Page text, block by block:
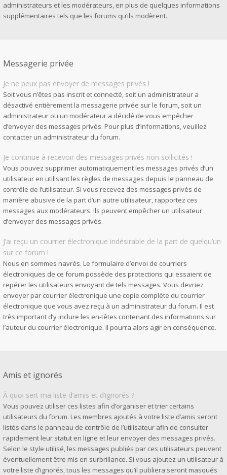
administrateurs et les modérateurs, en plus de quelques informations
supplémentaires tels que les forums qu’ils modèrent.
Messagerie privée
Je ne peux pas envoyer de messages privés !
Soit vous n’êtes pas inscrit et connecté, soit un administrateur a
désactivé entièrement la messagerie privée sur le forum, soit un
administrateur ou un modérateur a décidé de vous empêcher
d’envoyer des messages privés. Pour plus d’informations, veuillez
contacter un administrateur du forum.
Je continue à recevoir des messages privés non sollicités !
Vous pouvez supprimer automatiquement les messages privés d’un
utilisateur en utilisant les règles de messages depuis le panneau de
contrôle de l’utilisateur. Si vous recevez des messages privés de
manière abusive de la part d’un autre utilisateur, rapportez ces
messages aux modérateurs. Ils peuvent empêcher un utilisateur
d’envoyer des messages privés.
J’ai reçu un courrier électronique indésirable de la part de quelqu’un
sur ce forum !
Nous en sommes navrés. Le formulaire d’envoi de courriers
électroniques de ce forum possède des protections qui essaient de
repérer les utilisateurs envoyant de tels messages. Vous devriez
envoyer par courrier électronique une copie complète du courrier
électronique que vous avez reçu à un administrateur du forum. Il est
très important d’y inclure les en-têtes contenant des informations sur
l’auteur du courrier électronique. Il pourra alors agir en conséquence.
Amis et ignorés
À quoi sert ma liste d’amis et d’ignorés ?
Vous pouvez utiliser ces listes afin d’organiser et trier certains
utilisateurs du forum. Les membres ajoutés à votre liste d’amis seront
listés dans le panneau de contrôle de l’utilisateur afin de consulter
rapidement leur statut en ligne et leur envoyer des messages privés.
Selon le style utilisé, les messages publiés par ces utilisateurs peuvent
éventuellement être mis en surbrillance. Si vous ajoutez un utilisateur à
votre liste d’ignorés, tous les messages qu’il publiera seront masqués